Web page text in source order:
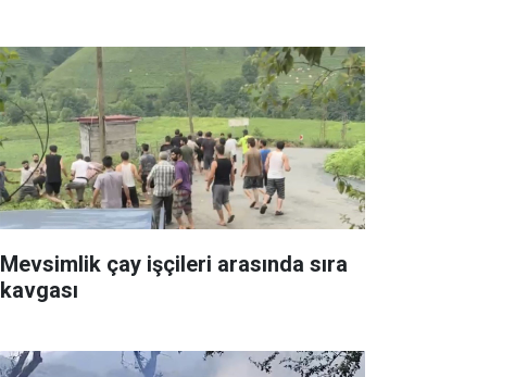
Mevsimlik çay işçileri arasında sıra
kavgası